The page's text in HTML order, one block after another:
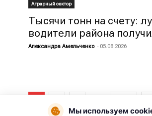
Аграрный сектор
Тысячи тонн на счету:
водители района
Александра Амельченко - 05.08.2026
Мы используем